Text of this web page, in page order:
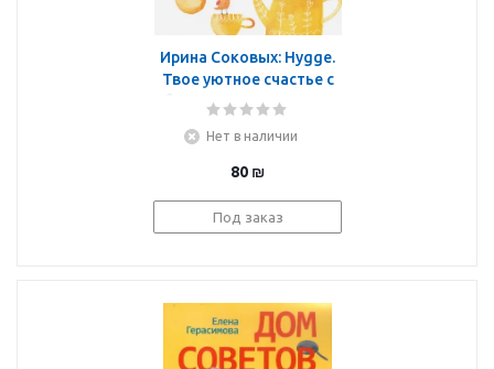
Ирина Соковых: Hygge.
Твое уютное счастье с
объятьями, печеньками
наслаждения жизнью
по-скандинав
Нет в наличии
80 ₪
Под заказ